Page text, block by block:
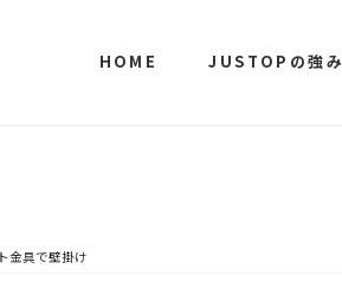
HOME JUSTOPの強み
金具で壁掛け